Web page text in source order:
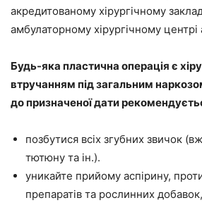
акредитованому хірургічному
амбулаторному хірургічному центрі
Будь-яка пластична операція є
втручанням під загальним
до призначеної дати
позбутися всіх згубних звичок
тютюну та ін.).
уникайте прийому аспірину,
препаратів та рослинних